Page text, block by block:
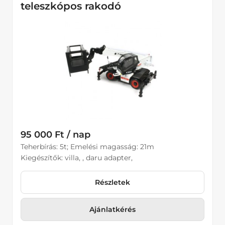
teleszkópos rakodó
95 000 Ft / nap
Teherbírás: 5t; Emelési magasság: 21m
Kiegészítők: villa, , daru adapter,
Részletek
Ajánlatkérés